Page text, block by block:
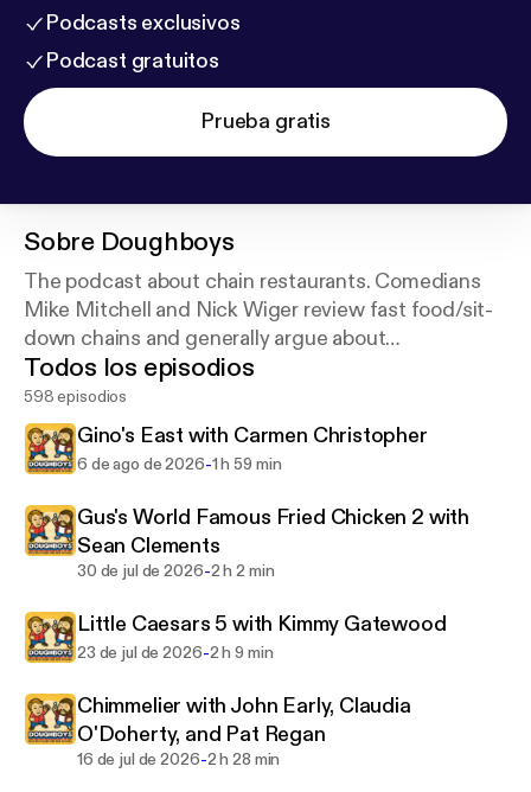
Podcasts exclusivos
Podcast gratuitos
Prueba gratis
Sobre Doughboys
The podcast about chain restaurants. Comedians
Mike Mitchell and Nick Wiger review fast food/sit-
down chains and generally argue about
food/everything.
Todos los episodios
598 episodios
Gino's East with Carmen Christopher
6 de ago de 2026-1 h 59 min
Gus's World Famous Fried Chicken 2 with
Sean Clements
30 de jul de 2026-2 h 2 min
Little Caesars 5 with Kimmy Gatewood
23 de jul de 2026-2 h 9 min
Chimmelier with John Early, Claudia
O'Doherty, and Pat Regan
16 de jul de 2026-2 h 28 min